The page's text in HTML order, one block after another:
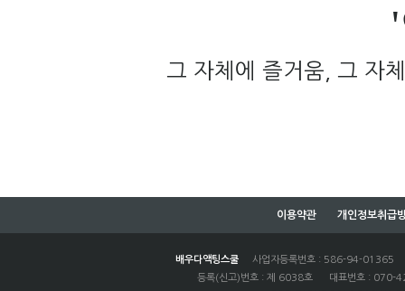
그 자체에 즐거움, 그 자
이용약관 개인정보취급
배우다액팅스쿨 사업자등록번호 : 586-94-01365
등록(신고)번호 : 제 6038호 대표번호 : 070-